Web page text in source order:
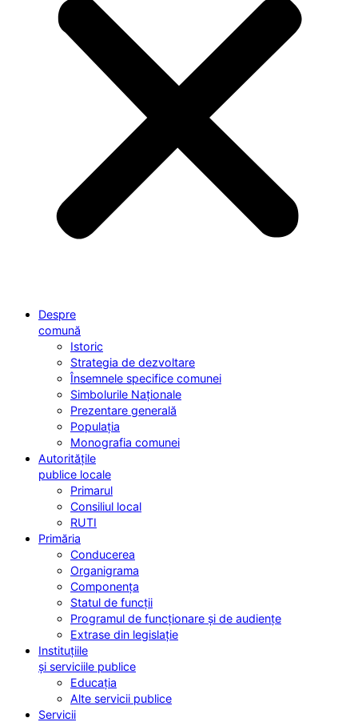
Despre
comună
Istoric
Strategia de dezvoltare
Însemnele specifice comunei
Simbolurile Naționale
Prezentare generală
Populația
Monografia comunei
Autoritățile
publice locale
Primarul
Consiliul local
RUTI
Primăria
Conducerea
Organigrama
Componența
Statul de funcții
Programul de funcționare și de audiențe
Extrase din legislație
Instituțiile
și serviciile publice
Educația
Alte servicii publice
Servicii